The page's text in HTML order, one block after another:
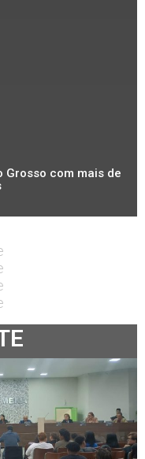
Grosso com mais de